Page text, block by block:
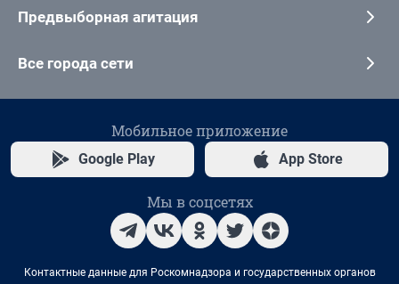
Предвыборная агитация
Все города сети
Мобильное приложение
Google Play App Store
Мы в соцсетях
Контактные данные для Роскомнадзора и государственных органов